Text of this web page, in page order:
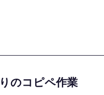
のコピペ作業